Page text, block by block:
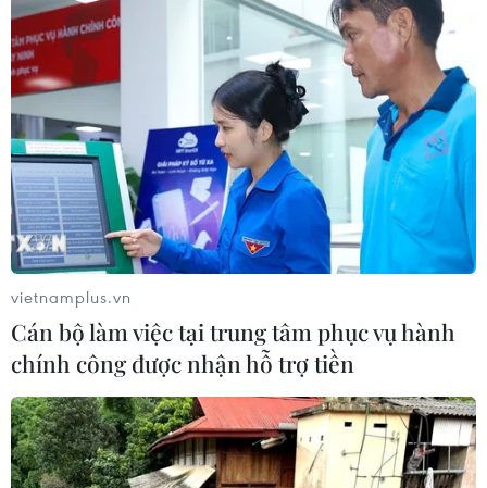
Giải Nhì cuộc thi thuộc về tác phẩm 'Bàn thắng Vàng' và 'Huỳnh
Như mạnh mẽ, bứt phá ghi bàn thắng quyết định' lần lượt của
tác giả Đinh Trọng Hải (Hà Nội) và Lương Viết Sơn Tùng (Hà
Nội). (Ảnh: NSNA VN)
vietnamplus.vn
Cán bộ làm việc tại trung tâm phục vụ hành
chính công được nhận hỗ trợ tiền